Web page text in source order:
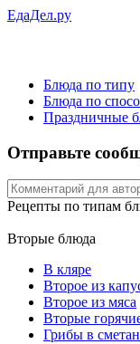
ЕдаДел.ру
Блюда по типу
Блюда по
Праздничные
Отправьте
Рецепты по типам
Вторые блюда
В кляре
Второе из
Второе из мяса
Вторые
Грибы в